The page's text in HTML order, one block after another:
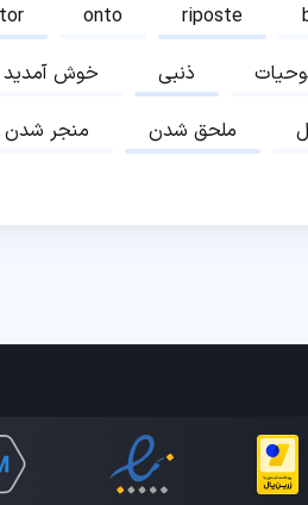
onto riposte
خوش آمدید ذنبی
منجر شدن ملحق شدن